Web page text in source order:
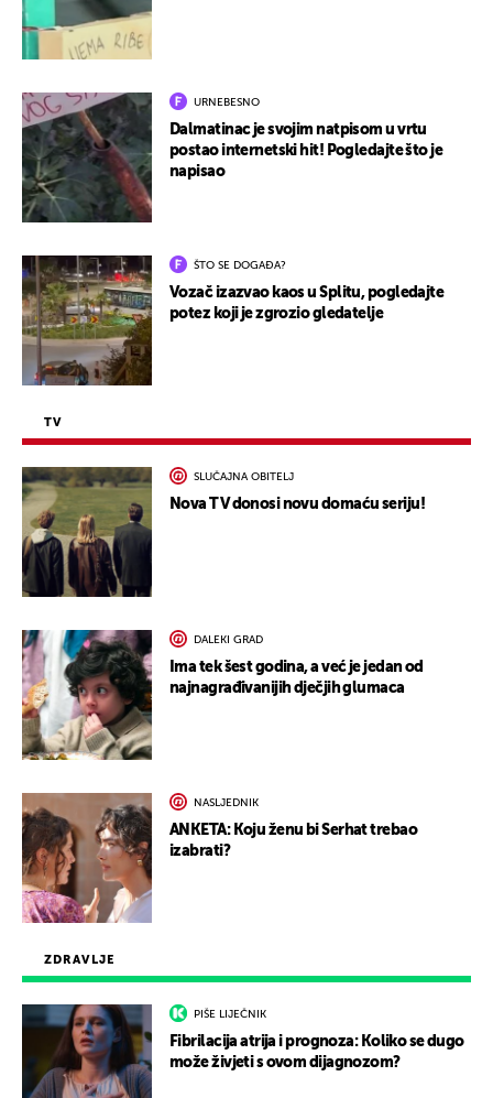
ZDRAVLJE
PIŠE LIJEČNIK
Fibrilacija atrija i prognoza: Koliko se dugo
može živjeti s ovom dijagnozom?
URNEBESNO
Dalmatinac je svojim natpisom u vrtu
postao internetski hit! Pogledajte što je
napisao
ŠTO SE DOGAĐA?
Vozač izazvao kaos u Splitu, pogledajte
potez koji je zgrozio gledatelje
TV
SLUČAJNA OBITELJ
Nova TV donosi novu domaću seriju!
DALEKI GRAD
Ima tek šest godina, a već je jedan od
najnagrađivanijih dječjih glumaca
NASLJEDNIK
ANKETA: Koju ženu bi Serhat trebao
izabrati?